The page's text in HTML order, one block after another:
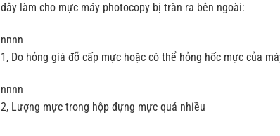
đây làm cho mực máy photocopy bị tràn ra bên ngoài:
nnnn
1, Do hỏng giá đỡ cấp mực hoặc có thể hỏng hốc mực của
nnnn
2, Lượng mực trong hộp đựng mực quá nhiều